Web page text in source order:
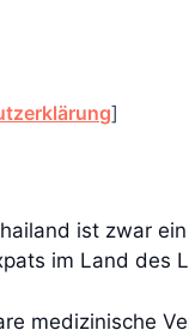
]
ist zwar
im Land des
medizinische